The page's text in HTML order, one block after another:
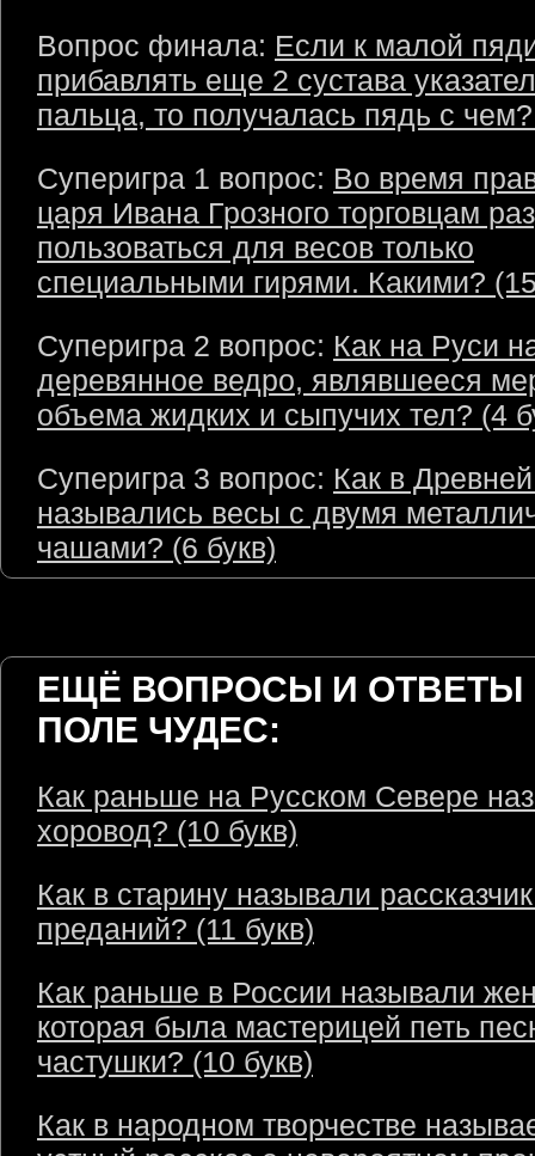
Вопрос финала: Если к малой
прибавлять еще 2 сустава
пальца, то получалась пядь с
Суперигра 1 вопрос: Во время
царя Ивана Грозного торговцам
пользоваться для весов только
специальными гирями. Какими?
Суперигра 2 вопрос: Как на Руси
деревянное ведро, являвшееся
объема жидких и сыпучих тел? (4
Суперигра 3 вопрос: Как в
назывались весы с двумя
чашами? (6 букв)
ЕЩЁ ВОПРОСЫ И ОТВЕТЫ
ПОЛЕ ЧУДЕС:
Как раньше на Русском Севере
хоровод? (10 букв)
Как в старину называли
преданий? (11 букв)
Как раньше в России называли
которая была мастерицей петь
частушки? (10 букв)
Как в народном творчестве